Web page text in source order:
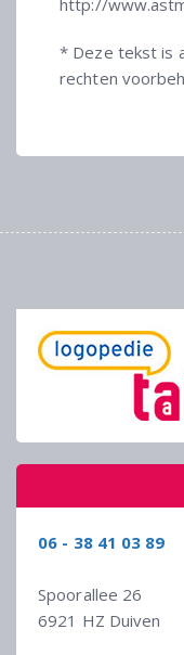
http://
* Deze tekst is
rechten
06 - 38 41 03 89
Spoorallee 26
6921 HZ Duiven